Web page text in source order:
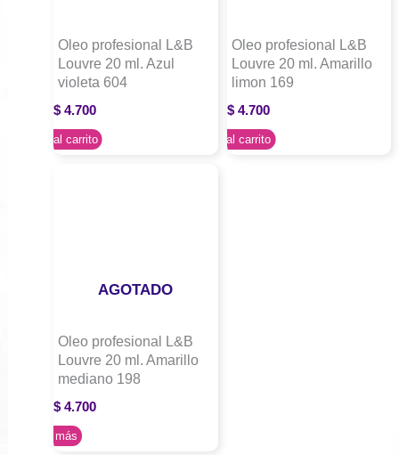
Oleo profesional L&B
Louvre 20 ml. Azul
violeta 604
$ 4.700
Agregar al carrito
Oleo profesional L&B
Louvre 20 ml. Amarillo
limon 169
$4.700
Agregar al carrito
AGOTADO
Oleo profesional L&B
Louvre 20 ml. Amarillo
mediano 198
$ 4.700
Leer más